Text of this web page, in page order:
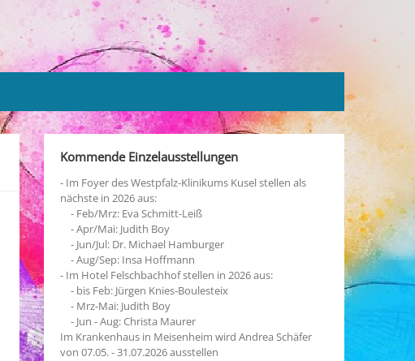
Kommende Einzelausstellungen
- Im Foyer des Westpfalz-Klinikums Kusel stellen als
nächste in 2026 aus:
- Feb/Mrz: Eva Schmitt-Leiß
- Apr/Mai: Judith Boy
- Jun/Jul: Dr. Michael Hamburger
- Aug/Sep: Insa Hoffmann
- Im Hotel Felschbachhof stellen in 2026 aus:
- bis Feb: Jürgen Knies-Boulesteix
- Mrz-Mai: Judith Boy
- Jun - Aug: Christa Maurer
Im Krankenhaus in Meisenheim wird Andrea Schäfer
von 07.05. - 31.07.2026 ausstellen